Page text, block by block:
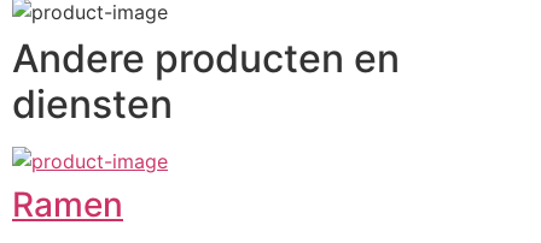
Andere producten en
diensten
Ramen